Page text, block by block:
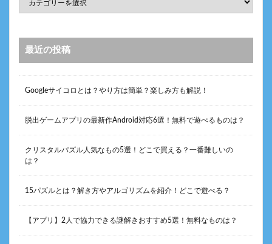
最近の投稿
Googleサイコロとは？やり方は簡単？楽しみ方も解説！
脱出ゲームアプリの最新作Android対応6選！無料で遊べるものは？
クリスタルパズル人気なもの5選！どこで買える？一番難しいの
は？
15パズルとは？解き方やアルゴリズムを紹介！どこで遊べる？
【アプリ】2人で協力できる謎解きおすすめ5選！無料なものは？